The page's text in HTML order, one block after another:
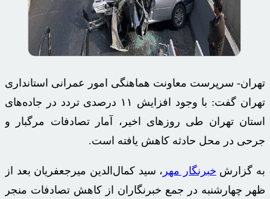
تهران- سرپرست معاونت هماهنگی امور عمرانی استانداری
تهران گفت: با وجود افزایش ۱۱ درصدی تردد در جاده‌های
استان تهران طی روزهای اخیر، آمار تصادفات مرگبار و
جرحی در محل حادثه کاهش یافته است.
به گزارش خبرنگار مهر ، سید کمال‌الدین میرجعفریان بعد از
ظهر چهارشنبه در جمع خبرنگاران از کاهش تصادفات منجر